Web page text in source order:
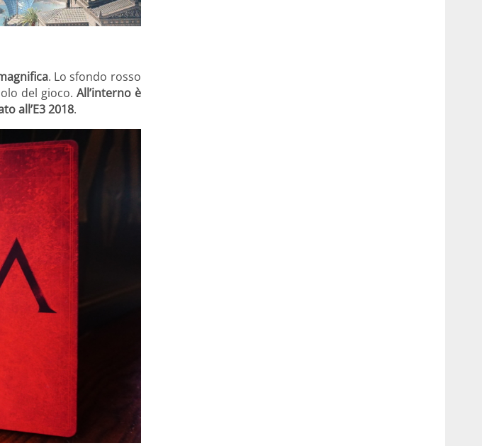
. Lo sfondo rosso
del gioco. All’interno è
all’E3 2018.